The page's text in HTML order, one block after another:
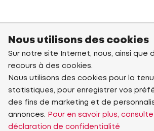
Nous utilisons des cookies
Sur notre site Internet, nous, ainsi que
recours à des cookies.
Nous utilisons des cookies pour la
statistiques, pour enregistrer vos
des fins de marketing et de
annonces.
Pour en savoir plus,
déclaration de confidentialité